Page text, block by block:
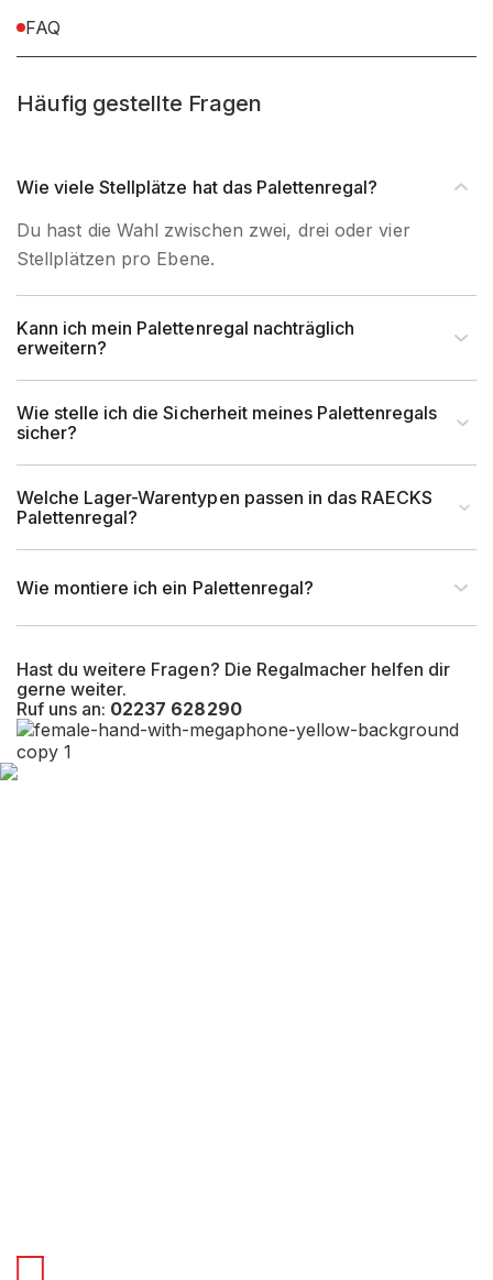
FAQ
Häufig gestellte Fragen
Hast du weitere Fragen? Die Regalmacher helfen dir
gerne weiter.
Ruf uns an: 02237 628290
Wie viele Stellplätze hat das Palettenregal?
Du hast die Wahl zwischen zwei, drei oder vier
Stellplätzen pro Ebene.
Kann ich mein Palettenregal nachträglich
erweitern?
Wie stelle ich die Sicherheit meines Palettenregals
sicher?
Welche Lager-Warentypen passen in das RAECKS
Palettenregal?
Wie montiere ich ein Palettenregal?